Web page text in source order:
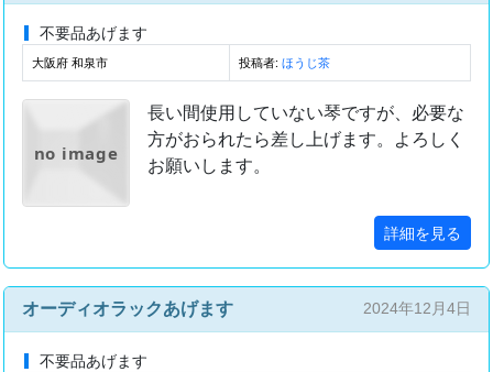
不要品あげます
大阪府 和泉市 投稿者: ほうじ茶
no image
長い間使用していない琴ですが、必要な
方がおられたら差し上げます。よろしく
お願いします。
詳細を見る
オーディオラックあげます 2024年12月4日
不要品あげます